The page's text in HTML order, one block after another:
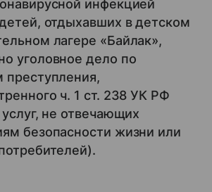
инфекцией
отдыхавших в детском
лагере «Байлак»,
уголовное дело по
преступления,
ч. 1 ст. 238 УК РФ
не отвечающих
безопасности жизни или